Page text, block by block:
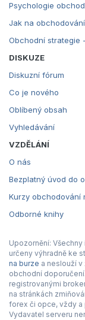
Psychologie
Jak na obchodování
Obchodní strategie
DISKUZE
Diskuzní fórum
Co je nového
Oblíbený obsah
Vyhledávání
VZDĚLÁNÍ
O nás
Bezplatný úvod do
Kurzy obchodování
Odborné knihy
Upozornění:
určeny výhradně ke
na burze a neslouží
obchodní
registrovanými
na stránkách
forex či opce, vždy a
Vydavatel serveru